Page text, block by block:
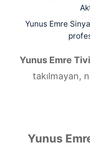
Yunus Emre
Yunus Emre
takılmayan,
Yunus